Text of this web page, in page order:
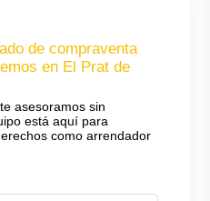
de compraventa
en El Prat de
asesoramos sin
está aquí para
como arrendador